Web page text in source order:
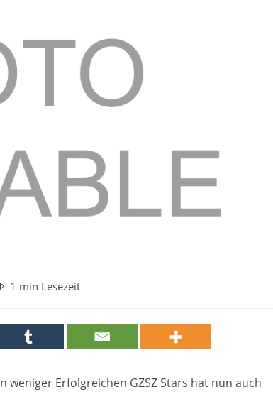
1 min Lesezeit
weniger Erfolgreichen GZSZ Stars hat nun auch